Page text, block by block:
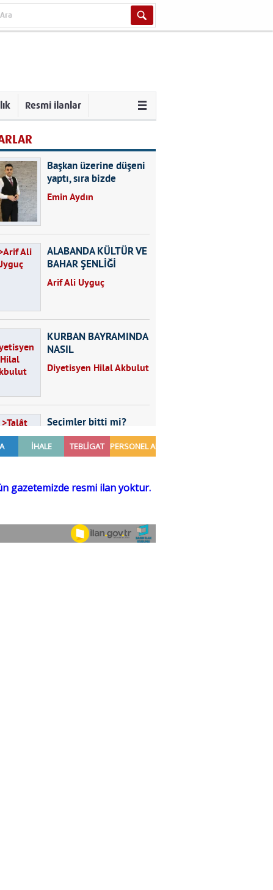
Resmi ilanlar
Başkan üzerine düşeni
yaptı, sıra bizde
Emin Aydın
ALABANDA KÜLTÜR VE
BAHAR ŞENLİĞİ
Arif Ali Uyguç
KURBAN BAYRAMINDA
NASIL
BESLENMELİYİZ?
Diyetisyen Hilal Akbulut
Seçimler bitti mi?
Talât Yörük
Sezgin MADRAN